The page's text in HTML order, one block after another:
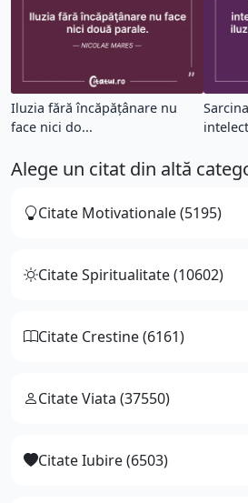
Iluzia fără încăpăţânare nu
face nici do...
Alege un citat din altă
Citate Motivationale (5195)
Citate Spiritualitate (10602)
Citate Crestine (6161)
Citate Viata (37550)
Citate Iubire (6503)